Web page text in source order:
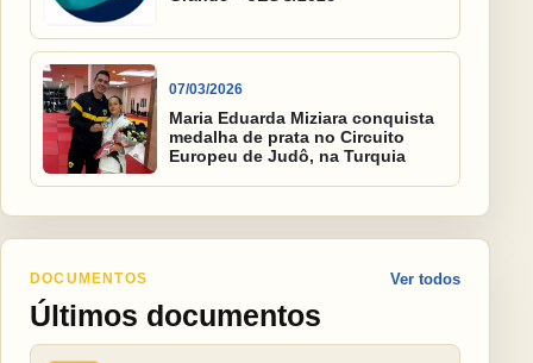
07/03/2026
Maria Eduarda Miziara conquista
medalha de prata no Circuito
Europeu de Judô, na Turquia
DOCUMENTOS
Últimos documentos
Ver todos